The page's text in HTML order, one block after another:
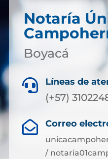
Notaría
Boyacá
 Líneas de
(+57)
 Correo
/